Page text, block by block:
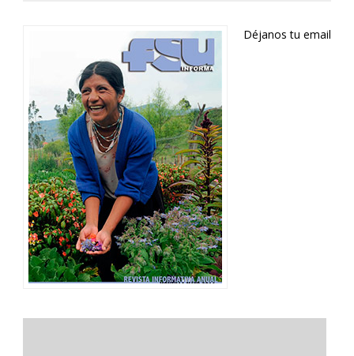
Déjanos tu email